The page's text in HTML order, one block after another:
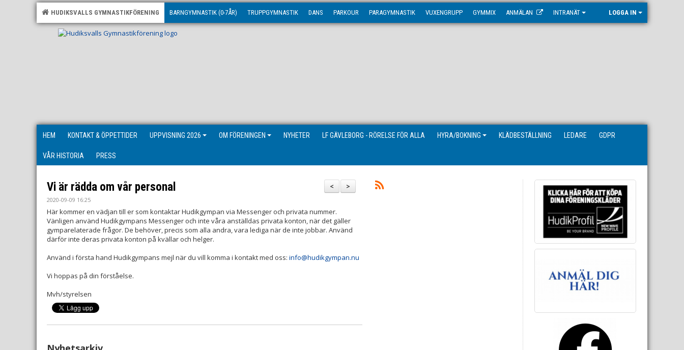
HUDIKSVALLS GYMNASTIKFÖRENING BARNGYMNASTIK (0-7ÅR) TRUPPGYMNASTIK DANS PARKOUR PARAGYMNASTIK VUXENGRUPP GYMMIX ANMÄLAN INTRANÄT LOGGA IN
HEM KONTAKT & ÖPPETTIDER UPPVISNING 2026 OM FÖRENINGEN NYHETER LF GÄVLEBORG - RÖRELSE FÖR ALLA HYRA/BOKNING KLÄDBESTÄLLNING LEDARE GDPR
VÅR HISTORIA PRESS
>
<
Vi är rädda om vår personal
2020-09-09 16:25
Här kommer en vädjan till er som kontaktar Hudikgympan via Messenger och privata nummer.
Vänligen använd Hudikgympans Messenger och inte våra anställdas privata konton, när det gäller
gymparelaterade frågor. De behöver, precis som alla andra, vara lediga när de inte jobbar. Använd
därför inte deras privata konton på kvällar och helger.
Använd i första hand Hudikgympans mejl när du vill komma i kontakt med oss: info@hudikgympan.nu
Vi hoppas på din förståelse.
Mvh/styrelsen